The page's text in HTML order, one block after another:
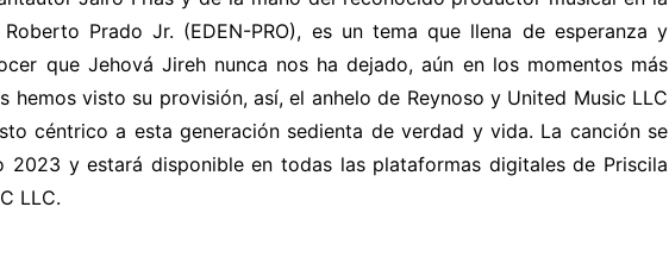
Prado Jr. (EDEN-PRO), es un tema que llena de esperanza y
que Jehová Jireh nunca nos ha dejado, aún en los momentos más
hemos visto su provisión, así, el anhelo de Reynoso y United Music LLC
céntrico a esta generación sedienta de verdad y vida. La canción se
2023 y estará disponible en todas las plataformas digitales de Priscila
LLC.